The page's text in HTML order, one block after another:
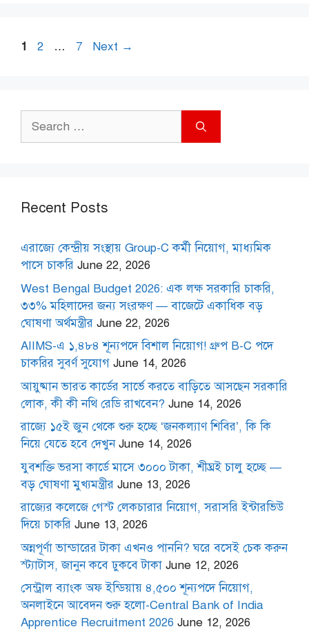
Page
1 Page
2 … Page
7 Next →
Search
Recent Posts
এরাজ্যে কেন্দ্রীয় সংস্থায় Group-C কর্মী নিয়োগ, মাধ্যমিক
পাসে চাকরি June 22, 2026
West Bengal Budget 2026: এক লক্ষ সরকারি চাকরি,
৩৩% মহিলাদের জন্য সংরক্ষণ — বাজেটে একাধিক বড়
ঘোষণা অর্থমন্ত্রীর June 22, 2026
AIIMS-এ ১,৪৮৪ শূন্যপদে বিশাল নিয়োগ! গ্রুপ B-C পদে
চাকরির সুবর্ণ সুযোগ June 14, 2026
আয়ুষ্মান ভারত কার্ডের সার্ভে করতে বাড়িতে আসছেন সরকারি
লোক, কী কী নথি রেডি রাখবেন? June 14, 2026
রাজ্যে ১৫ই জুন থেকে শুরু হচ্ছে ‘জনকল্যাণ শিবির’, কি কি
নিয়ে যেতে হবে দেখুন June 14, 2026
যুবশক্তি ভরসা কার্ডে মাসে ৩০০০ টাকা, শীঘ্রই চালু হচ্ছে —
বড় ঘোষণা মুখ্যমন্ত্রীর June 13, 2026
রাজ্যের কলেজে গেস্ট লেকচারার নিয়োগ, সরাসরি ইন্টারভিউ
দিয়ে চাকরি June 13, 2026
অন্নপূর্ণা ভান্ডারের টাকা এখনও পাননি? ঘরে বসেই চেক করুন
স্ট্যাটাস, জানুন কবে ঢুকবে টাকা June 12, 2026
সেন্ট্রাল ব্যাংক অফ ইন্ডিয়ায় ৪,৫০০ শূন্যপদে নিয়োগ,
অনলাইনে আবেদন শুরু হলো-Central Bank of India
Apprentice Recruitment 2026 June 12, 2026